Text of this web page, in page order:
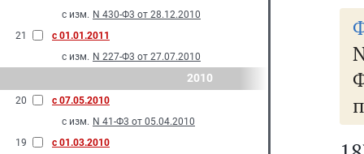
с изм. N 430-Ф3 от 28.12.2010
21
с 01.01.2011
с изм. N 227-Ф3 от 27.07.2010
2010
20
с 07.05.2010
с изм. N 41-Ф3 от 05.04.2010
19
с 01.03.2010